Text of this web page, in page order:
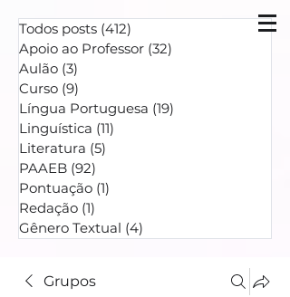
Todos posts (412)
Apoio ao Professor (32)
Aulão (3)
Curso (9)
Língua Portuguesa (19)
Linguística (11)
Literatura (5)
PAAEB (92)
Pontuação (1)
Redação (1)
Gênero Textual (4)
Grupos